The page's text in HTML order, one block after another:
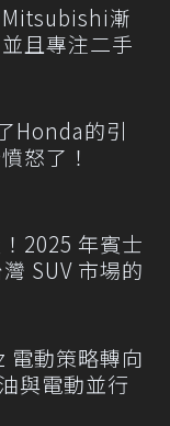
漸
且專注二手
Honda的引
怒了！
2025 年賓士
SUV 市場的
電動策略轉向
與電動並行